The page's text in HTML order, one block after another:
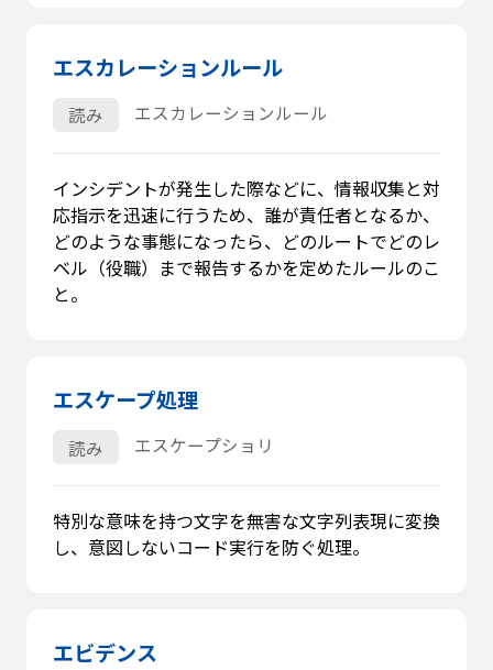
エスカレーションルール
読み エスカレーションルール
インシデントが発生した際などに、情報収集と対
応指示を迅速に行うため、誰が責任者となるか、
どのような事態になったら、どのルートでどのレ
ベル（役職）まで報告するかを定めたルールのこ
と。
エスケープ処理
読み エスケープショリ
特別な意味を持つ文字を無害な文字列表現に変換
し、意図しないコード実行を防ぐ処理。
エビデンス